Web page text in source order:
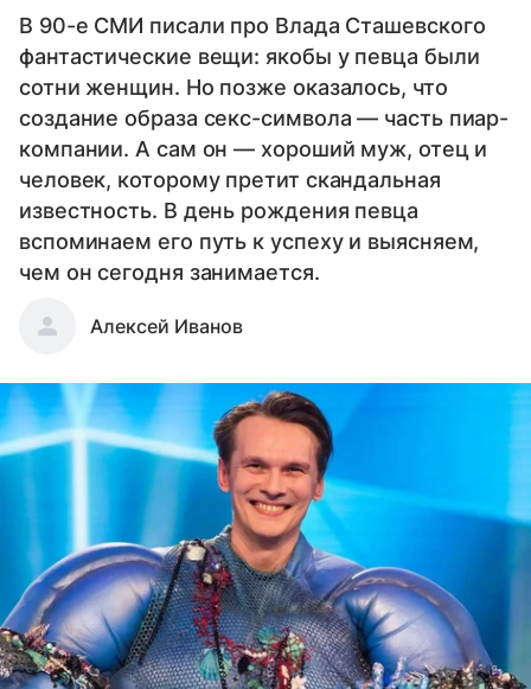
В 90-е СМИ писали про Влада Сташевского
фантастические вещи: якобы у певца были
сотни женщин. Но позже оказалось, что
создание образа секс-символа — часть пиар-
компании. А сам он — хороший муж, отец и
человек, которому претит скандальная
известность. В день рождения певца
вспоминаем его путь к успеху и выясняем,
чем он сегодня занимается.
Алексей Иванов